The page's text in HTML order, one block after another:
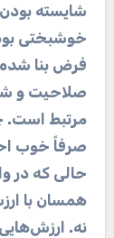
شایسته
خوشبختی
فرض بنا
صلاحیت و
مرتبط است.
صرفاً خوب
حالی که در
همسان با
نه.